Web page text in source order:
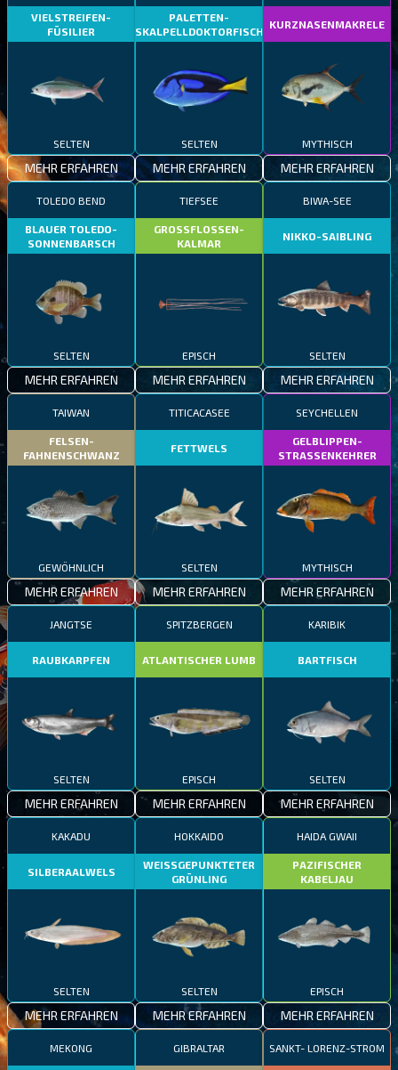
VIELSTREIFEN-
FÜSILIER
SELTEN
MEHR ERFAHREN
PALETTEN-
SKALPELLDOKTORFISCH
SELTEN
MEHR ERFAHREN
KURZNASENMAKRELE
MYTHISCH
MEHR ERFAHREN
TOLEDO BEND
BLAUER TOLEDO-
SONNENBARSCH
SELTEN
MEHR ERFAHREN
TIEFSEE
GROSSFLOSSEN-
KALMAR
EPISCH
MEHR ERFAHREN
BIWA-SEE
NIKKO-SAIBLING
SELTEN
MEHR ERFAHREN
TAIWAN
FELSEN-
FAHNENSCHWANZ
GEWÖHNLICH
MEHR ERFAHREN
TITICACASEE
FETTWELS
SELTEN
MEHR ERFAHREN
SEYCHELLEN
GELBLIPPEN-
STRASSENKEHRER
MYTHISCH
MEHR ERFAHREN
JANGTSE
RAUBKARPFEN
SELTEN
MEHR ERFAHREN
SPITZBERGEN
ATLANTISCHER LUMB
EPISCH
MEHR ERFAHREN
KARIBIK
BARTFISCH
SELTEN
MEHR ERFAHREN
KAKADU
SILBERAALWELS
SELTEN
MEHR ERFAHREN
HOKKAIDO
WEISSGEPUNKTETER
GRÜNLING
SELTEN
MEHR ERFAHREN
HAIDA GWAII
PAZIFISCHER
KABELJAU
EPISCH
MEHR ERFAHREN
MEKONG GIBRALTAR SANKT- LORENZ-STROM